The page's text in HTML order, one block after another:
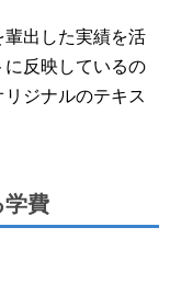
輩出した実績を活
反映しているの
ジナルのテキス
学費